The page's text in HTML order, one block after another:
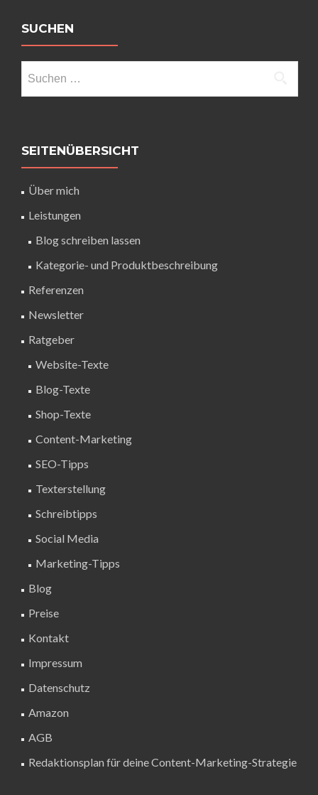
SUCHEN
SEITENÜBERSICHT
Über mich
Leistungen
Blog schreiben lassen
Kategorie- und Produktbeschreibung
Referenzen
Newsletter
Ratgeber
Website-Texte
Blog-Texte
Shop-Texte
Content-Marketing
SEO-Tipps
Texterstellung
Schreibtipps
Social Media
Marketing-Tipps
Blog
Preise
Kontakt
Impressum
Datenschutz
Amazon
AGB
Redaktionsplan für deine Content-Marketing-Strategie